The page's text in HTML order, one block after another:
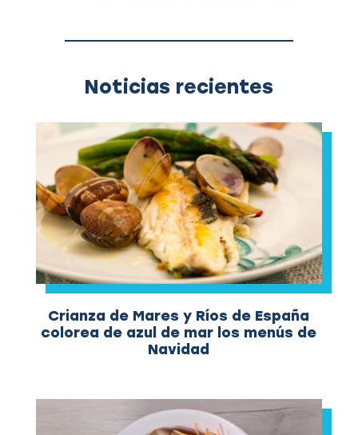
Noticias recientes
Crianza de Mares y Ríos de España
colorea de azul de mar los menús de
Navidad